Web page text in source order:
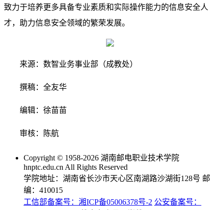
致力于培养更多具备专业素质和实际操作能力的信息安全人
才，助力信息安全领域的繁荣发展。
来源：数智业务事业部（成教处）
撰稿：全友华
编辑：徐苗苗
审核：陈航
Copyright © 1958-2026 湖南邮电职业技术学院
hnptc.edu.cn All Rights Reserved
学院地址：湖南省长沙市天心区南湖路沙湖街128号 邮
编：410015
工信部备案号：湘ICP备05006378号-2 公安备案号：